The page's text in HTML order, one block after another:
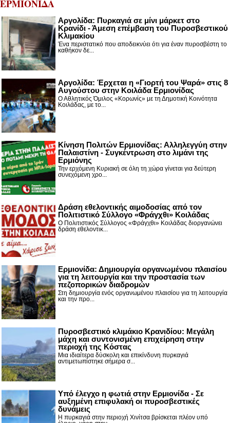
ΕΡΜΙΟΝΙΔΑ
Αργολίδα: Πυρκαγιά σε μίνι μάρκετ στο
Κρανίδι - Άμεση επέμβαση του Πυροσβεστικού
Κλιμακίου
Ένα περιστατικό που αποδεικνύει ότι για έναν πυροσβέστη το
καθήκον δε...
Αργολίδα: Έρχεται η «Γιορτή του Ψαρά» στις 8
Αυγούστου στην Κοιλάδα Ερμιονίδας
Ο Αθλητικός Όμιλος «Κορωνίς» με τη Δημοτική Κοινότητα
Κοιλάδας, με το...
Κίνηση Πολιτών Ερμιονίδας: Αλληλεγγύη στην
Παλαιστίνη - Συγκέντρωση στο λιμάνι της
Ερμιόνης
Την ερχόμενη Κυριακή σε όλη τη χώρα γίνεται για δεύτερη
συνεχόμενη χρο...
Δράση εθελοντικής αιμοδοσίας από τον
Πολιτιστικό Σύλλογο «Φράγχθι» Κοιλάδας
Ο Πολιτιστικός Σύλλογος «Φράγχθι» Κοιλάδας διοργανώνει
δράση εθελοντικ...
Ερμιονίδα: Δημιουργία οργανωμένου πλαισίου
για τη λειτουργία και την προστασία των
πεζοπορικών διαδρομών
Στη δημιουργία ενός οργανωμένου πλαισίου για τη λειτουργία
και την προ...
Πυροσβεστικό κλιμάκιο Κρανιδίου: Μεγάλη
μάχη και συντονισμένη επιχείρηση στην
περιοχή της Κόστας
Μια ιδιαίτερα δύσκολη και επικίνδυνη πυρκαγιά
αντιμετωπίστηκε σήμερα σ...
Υπό έλεγχο η φωτιά στην Ερμιονίδα - Σε
αυξημένη επιφυλακή οι πυροσβεστικές
δυνάμεις
Η πυρκαγιά στην περιοχή Χινίτσα βρίσκεται πλέον υπό